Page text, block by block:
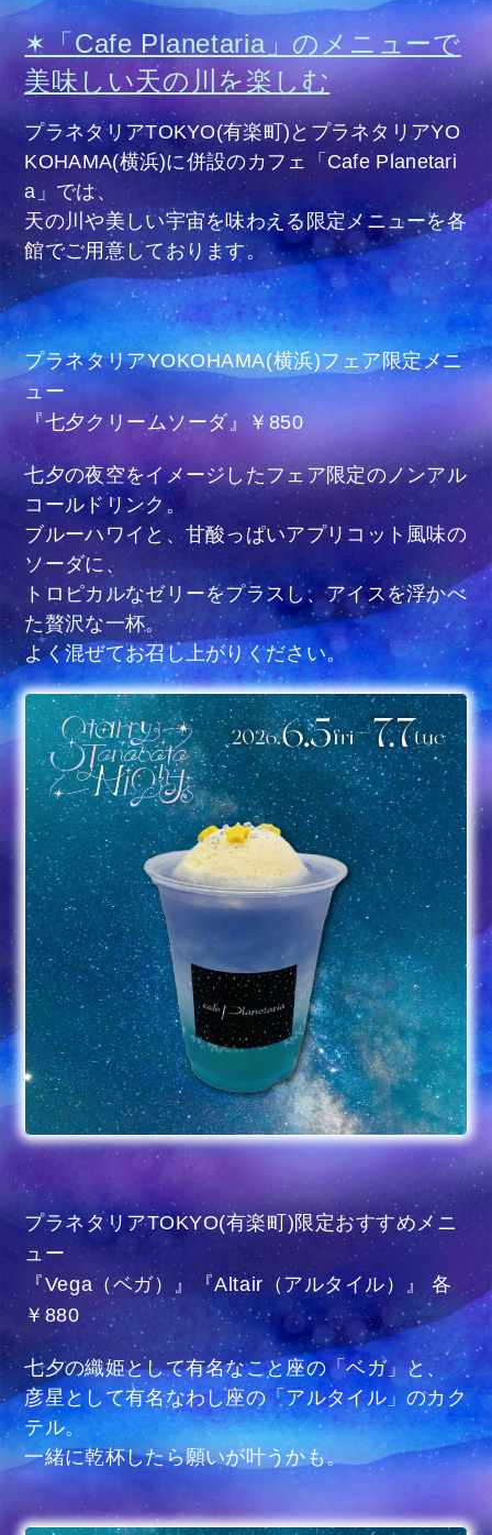
✶「Cafe Planetaria」のメニューで
美味しい天の川を楽しむ
プラネタリアTOKYO(有楽町)とプラネタリアYO
KOHAMA(横浜)に併設のカフェ「Cafe Planetari
a」では、
天の川や美しい宇宙を味わえる限定メニューを各
館でご用意しております。
プラネタリアYOKOHAMA(横浜)​フェア限定メニ
ュー
『七夕クリームソーダ』​￥850
七夕の夜空をイメージしたフェア限定のノンアル
コールドリンク。​
ブルーハワイと、甘酸っぱいアプリコット風味の
ソーダに、
トロピカルなゼリーをプラスし、​アイスを浮かべ
た贅沢な一杯。​
よく混ぜてお召し上がりください。​
プラネタリアTOKYO(有楽町)限定おすすめメニ
ュー
『Vega（ベガ）』『Altair（アルタイル）』 各
￥880
七夕の織姫として有名なこと座の「ベガ」と、
彦星として有名なわし座の「アルタイル」のカク
テル。
一緒に乾杯したら願いが叶うかも。